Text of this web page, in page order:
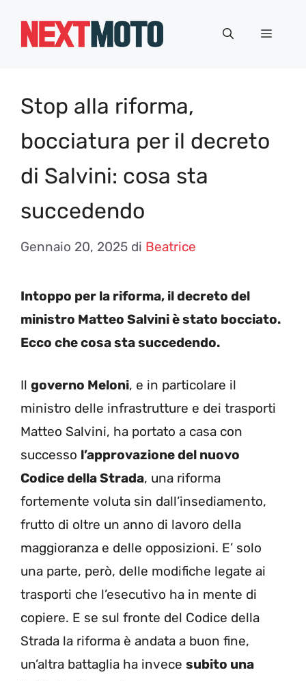
Menu
Stop alla riforma,
bocciatura per il decreto
di Salvini: cosa sta
succedendo
Gennaio 20, 2025 di Beatrice
Intoppo per la riforma, il decreto del
ministro Matteo Salvini è stato bocciato.
Ecco che cosa sta succedendo.
Il governo Meloni, e in particolare il
ministro delle infrastrutture e dei trasporti
Matteo Salvini, ha portato a casa con
successo l’approvazione del nuovo
Codice della Strada, una riforma
fortemente voluta sin dall’insediamento,
frutto di oltre un anno di lavoro della
maggioranza e delle opposizioni. E’ solo
una parte, però, delle modifiche legate ai
trasporti che l’esecutivo ha in mente di
copiere. E se sul fronte del Codice della
Strada la riforma è andata a buon fine,
un’altra battaglia ha invece subito una